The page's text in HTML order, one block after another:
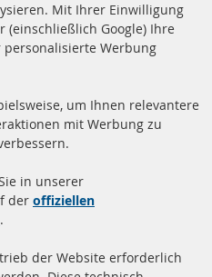
Kundenservice
Über uns
Versandkosten
Mit Ihrer Einwilligung
(einschließlich Google) Ihre
Werbung
um Ihnen relevantere
mit Werbung zu
in unserer
der offiziellen
.
der Website erforderlich